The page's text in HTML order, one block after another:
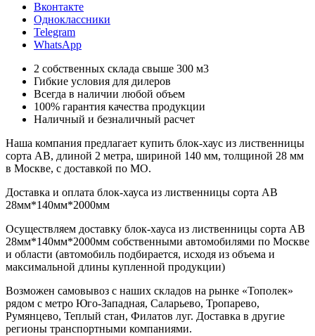
Вконтакте
Одноклассники
Telegram
WhatsApp
2 собственных склада свыше 300 м3
Гибкие условия для дилеров
Всегда в наличии любой объем
100% гарантия качества продукции
Наличный и безналичный расчет
Наша компания предлагает купить блок-хаус из лиственницы
сорта АВ, длиной 2 метра, шириной 140 мм, толщиной 28 мм
в Москве, с доставкой по МО.
Доставка и оплата блок-хауса из лиственницы сорта АВ
28мм*140мм*2000мм
Осуществляем доставку блок-хауса из лиственницы сорта АВ
28мм*140мм*2000мм собственными автомобилями по Москве
и области (автомобиль подбирается, исходя из объема и
максимальной длины купленной продукции)
Возможен самовывоз с наших складов на рынке «Тополек»
рядом с метро Юго-Западная, Саларьево, Тропарево,
Румянцево, Теплый стан, Филатов луг. Доставка в другие
регионы транспортными компаниями.